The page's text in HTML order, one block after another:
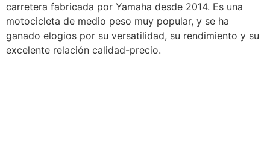
carretera fabricada por Yamaha desde 2014. Es una
motocicleta de medio peso muy popular, y se ha
ganado elogios por su versatilidad, su rendimiento y su
excelente relación calidad-precio.